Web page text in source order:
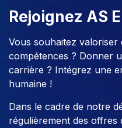
Rejoignez AS
Vous souhaitez
compétences ? Donner
carrière ? Intégrez une
humaine !
Dans le cadre de notre
régulièrement des offres